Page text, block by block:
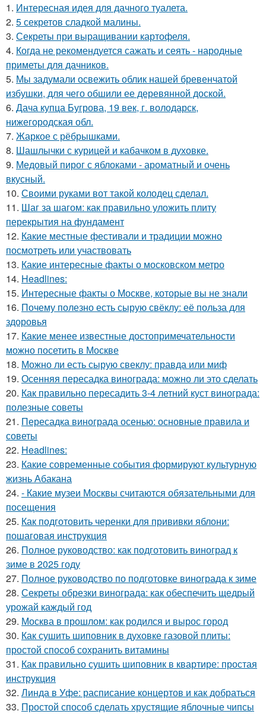
1. Интересная идея для дачного туалета.
2. 5 секретов сладкой малины.
3. Секреты при выращивании картофеля.
4. Когда не рекомендуется сажать и сеять - народные
приметы для дачников.
5. Мы задумали освежить облик нашей бревенчатой
избушки, для чего обшили ее деревянной доской.
6. Дача купца Бугрова, 19 век, г. володарск,
нижегородская обл.
7. Жаркое с рёбрышками.
8. Шашлычки с курицей и кабачком в духовке.
9. Медовый пирог с яблоками - ароматный и очень
вкусный.
10. Своими руками вот такой колодец сделал.
11. Шаг за шагом: как правильно уложить плиту
перекрытия на фундамент
12. Какие местные фестивали и традиции можно
посмотреть или участвовать
13. Какие интересные факты о московском метро
14. Headlines:
15. Интересные факты о Москве, которые вы не знали
16. Почему полезно есть сырую свёклу: её польза для
здоровья
17. Какие менее известные достопримечательности
можно посетить в Москве
18. Можно ли есть сырую свеклу: правда или миф
19. Осенняя пересадка винограда: можно ли это сделать
20. Как правильно пересадить 3-4 летний куст винограда:
полезные советы
21. Пересадка винограда осенью: основные правила и
советы
22. Headlines:
23. Какие современные события формируют культурную
жизнь Абакана
24. - Какие музеи Москвы считаются обязательными для
посещения
25. Как подготовить черенки для прививки яблони:
пошаговая инструкция
26. Полное руководство: как подготовить виноград к
зиме в 2025 году
27. Полное руководство по подготовке винограда к зиме
28. Секреты обрезки винограда: как обеспечить щедрый
урожай каждый год
29. Москва в прошлом: как родился и вырос город
30. Как сушить шиповник в духовке газовой плиты:
простой способ сохранить витамины
31. Как правильно сушить шиповник в квартире: простая
инструкция
32. Линда в Уфе: расписание концертов и как добраться
33. Простой способ сделать хрустящие яблочные чипсы